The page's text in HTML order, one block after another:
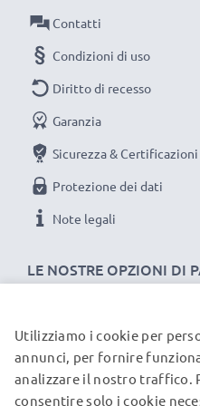
eccessiva
prevista, favorendo una
★ cavo/filo resistente e
di
AFFIDABILITA E
PER ViaMichelin
★ sicurezza certificata:
surriscaldamento e
★ LED non invasivo che
Caricatore subtel: un
dall’ottimo rapporto
LE NOSTRE OPZIONI DI
Contatti
Condizioni di uso
Diritto di recesso
Garanzia
Sicurezza & Certificazioni
Protezione dei dati
Note legali
I NOSTRI PARTNER DI
Utilizziamo i cookie per
annunci, per fornire
analizzare il nostro traffico.
consentire solo i cookie